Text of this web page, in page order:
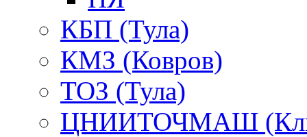
КБП (Тула)
КМЗ (Ковров)
ТОЗ (Тула)
ЦНИИТОЧМАШ